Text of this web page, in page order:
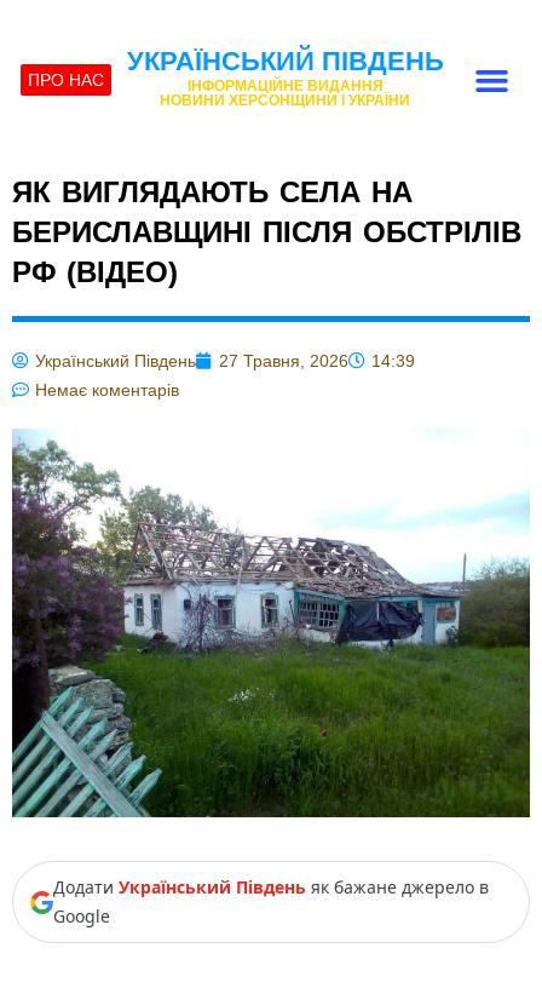
ПРО НАС
УКРАЇНСЬКИЙ ПІВДЕНЬ
ІНФОРМАЦІЙНЕ ВИДАННЯ
НОВИНИ ХЕРСОНЩИНИ І УКРАЇНИ
ЯК ВИГЛЯДАЮТЬ СЕЛА НА
БЕРИСЛАВЩИНІ ПІСЛЯ ОБСТРІЛІВ
РФ (ВІДЕО)
Український Південь 27 Травня, 2026
14:39
Немає коментарів
Додати Український Південь як бажане джерело в
Google